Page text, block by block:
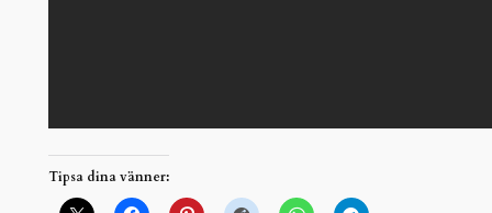
Tipsa dina vänner: